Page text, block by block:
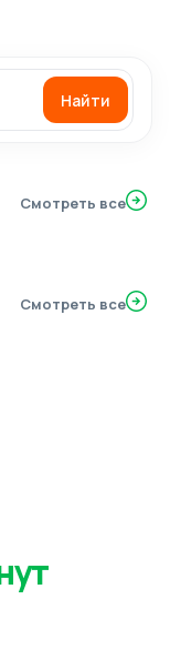
Найти
Смотреть все
Смотреть все